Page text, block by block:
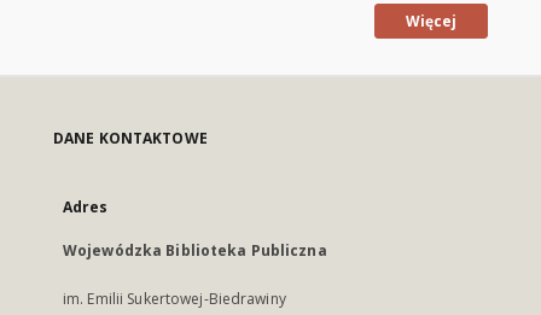
Więcej
DANE KONTAKTOWE
Adres
Wojewódzka Biblioteka Publiczna
im. Emilii Sukertowej-Biedrawiny